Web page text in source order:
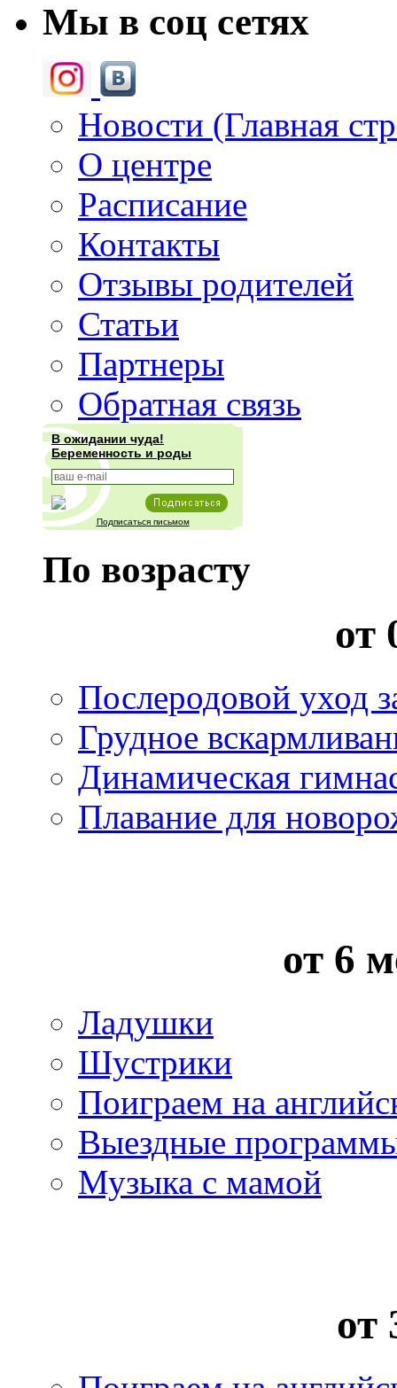
Мы в соц сетях
Новости (Главная
О центре
Расписание
Контакты
Отзывы родителей
Статьи
Партнеры
Обратная связь
В ожидании чуда!
Беременность и роды
Подписаться письмом
По возрасту
от
Послеродовой уход
Грудное
Динамическая
Плавание для
от 6
Ладушки
Шустрики
Поиграем на
Выездные
Музыка с мамой
от